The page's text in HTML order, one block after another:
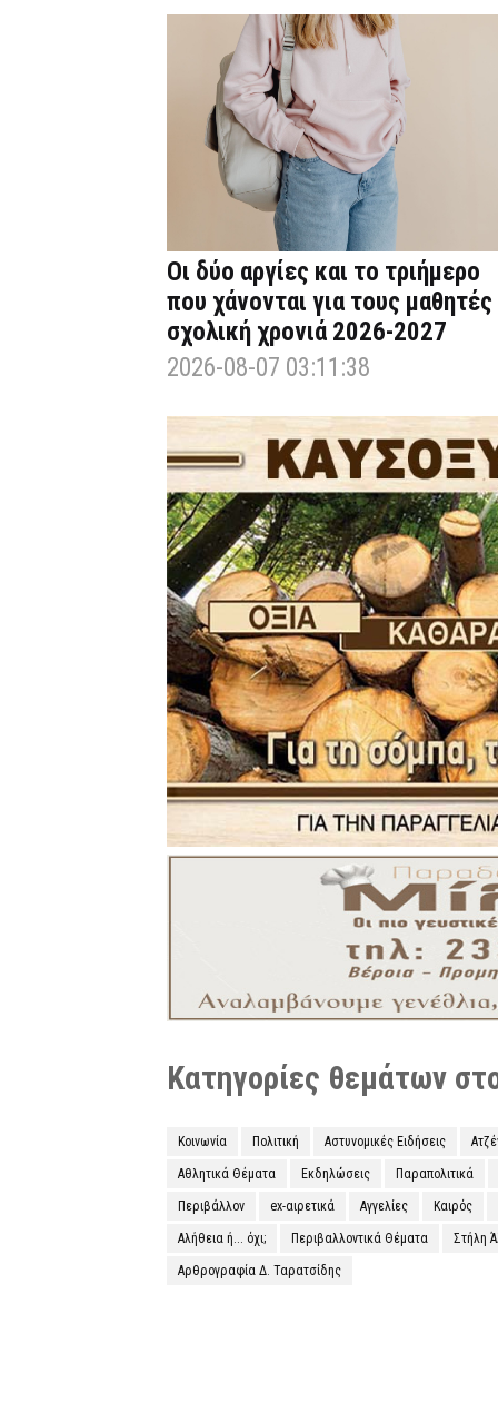
Οι δύο αργίες και το τριήμερο
που χάνονται για τους μαθητές
σχολική χρονιά 2026-2027
2026-08-07 03:11:38
Κατηγορίες θεμάτων
Κοινωνία Πολιτική Αστυνομικές Ειδήσεις
Αθλητικά Θέματα Εκδηλώσεις Παραπολιτικά
Περιβάλλον ex-αιρετικά Αγγελίες Καιρός
Αλήθεια ή... όχι; Περιβαλλοντικά Θέματα Στήλη
Αρθρογραφία Δ. Ταρατσίδης